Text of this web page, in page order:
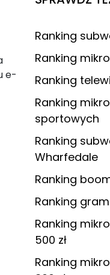
e-
Ranking
Ranking
Ranking
Ranking
sportowych
Ranking
Wharfedale
Ranking
Ranking
Ranking
500 zł
Ranking